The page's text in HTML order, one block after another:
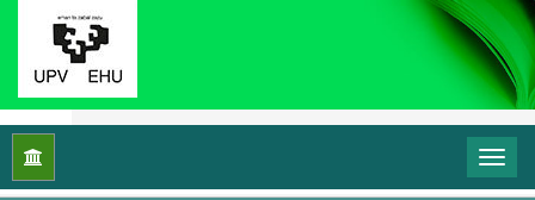
Inicio Vol. 2 Núm. 1 (2014): Transformar y sentir